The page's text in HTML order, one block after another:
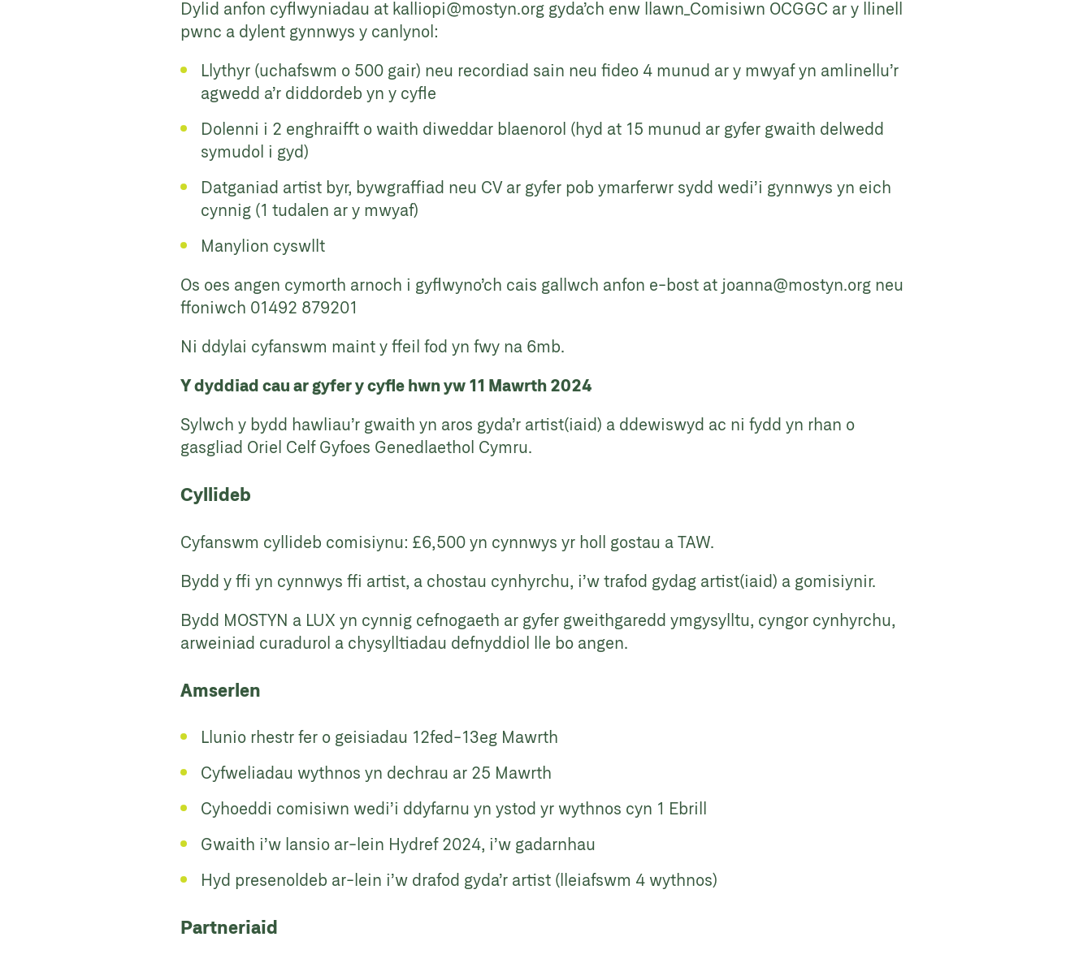
Dylid anfon cyflwyniadau at kalliopi@mostyn.org gyda’ch enw llawn_Comisiwn OCGGC ar y llinell
pwnc a dylent gynnwys y canlynol:
Llythyr (uchafswm o 500 gair) neu recordiad sain neu fideo 4 munud ar y mwyaf yn amlinellu’r
agwedd a’r diddordeb yn y cyfle
Dolenni i 2 enghraifft o waith diweddar blaenorol (hyd at 15 munud ar gyfer gwaith delwedd
symudol i gyd)
Datganiad artist byr, bywgraffiad neu CV ar gyfer pob ymarferwr sydd wedi’i gynnwys yn eich
cynnig (1 tudalen ar y mwyaf)
Manylion cyswllt
Os oes angen cymorth arnoch i gyflwyno’ch cais gallwch anfon e-bost at joanna@mostyn.org neu
ffoniwch 01492 879201
Ni ddylai cyfanswm maint y ffeil fod yn fwy na 6mb.
Y dyddiad cau ar gyfer y cyfle hwn yw 11 Mawrth 2024
Sylwch y bydd hawliau’r gwaith yn aros gyda’r artist(iaid) a ddewiswyd ac ni fydd yn rhan o
gasgliad Oriel Celf Gyfoes Genedlaethol Cymru.
Cyllideb
Cyfanswm cyllideb comisiynu: £6,500 yn cynnwys yr holl gostau a TAW.
Bydd y ffi yn cynnwys ffi artist, a chostau cynhyrchu, i’w trafod gydag artist(iaid) a gomisiynir.
Bydd MOSTYN a LUX yn cynnig cefnogaeth ar gyfer gweithgaredd ymgysylltu, cyngor cynhyrchu,
arweiniad curadurol a chysylltiadau defnyddiol lle bo angen.
Amserlen
Llunio rhestr fer o geisiadau 12fed-13eg Mawrth
Cyfweliadau wythnos yn dechrau ar 25 Mawrth
Cyhoeddi comisiwn wedi’i ddyfarnu yn ystod yr wythnos cyn 1 Ebrill
Gwaith i’w lansio ar-lein Hydref 2024, i’w gadarnhau
Hyd presenoldeb ar-lein i’w drafod gyda’r artist (lleiafswm 4 wythnos)
Partneriaid